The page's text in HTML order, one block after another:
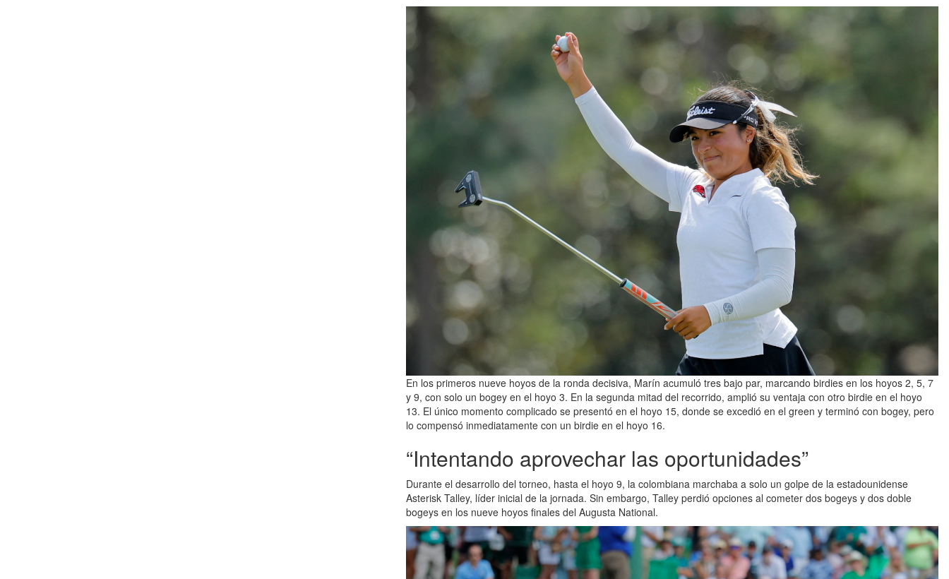
En los primeros nueve hoyos de la ronda decisiva, Marín acumuló tres bajo par, marcando birdies en los hoyos 2, 5, 7
y 9, con solo un bogey en el hoyo 3. En la segunda mitad del recorrido, amplió su ventaja con otro birdie en el hoyo
13. El único momento complicado se presentó en el hoyo 15, donde se excedió en el green y terminó con bogey, pero
lo compensó inmediatamente con un birdie en el hoyo 16.
“Intentando aprovechar las oportunidades”
Durante el desarrollo del torneo, hasta el hoyo 9, la colombiana marchaba a solo un golpe de la estadounidense
Asterisk Talley, líder inicial de la jornada. Sin embargo, Talley perdió opciones al cometer dos bogeys y dos doble
bogeys en los nueve hoyos finales del Augusta National.